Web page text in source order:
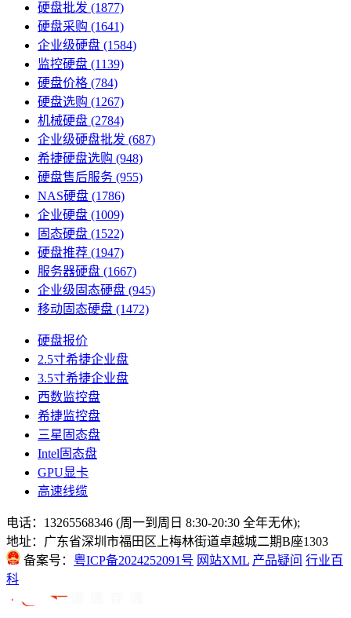
硬盘批发 (1877)
硬盘采购 (1641)
企业级硬盘 (1584)
监控硬盘 (1139)
硬盘价格 (784)
硬盘选购 (1267)
机械硬盘 (2784)
企业级硬盘批发 (687)
希捷硬盘选购 (948)
硬盘售后服务 (955)
NAS硬盘 (1786)
企业硬盘 (1009)
固态硬盘 (1522)
硬盘推荐 (1947)
服务器硬盘 (1667)
企业级固态硬盘 (945)
移动固态硬盘 (1472)
硬盘报价
2.5寸希捷企业盘
3.5寸希捷企业盘
西数监控盘
希捷监控盘
三星固态盘
Intel固态盘
GPU显卡
高速线缆
电话：13265568346 (周一到周日 8:30-20:30 全年无休);
地址：广东省深圳市福田区上梅林街道卓越城二期B座1303
备案号： 粤ICP备2024252091号 网站XML 产品疑问 行业百
科